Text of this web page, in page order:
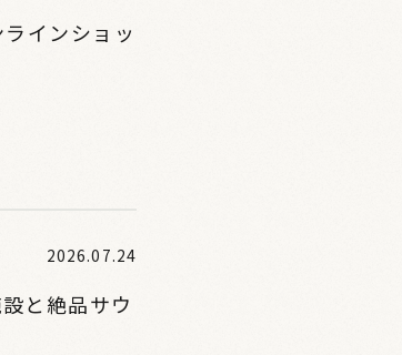
インショッ
2026.07.24
と絶品サウ